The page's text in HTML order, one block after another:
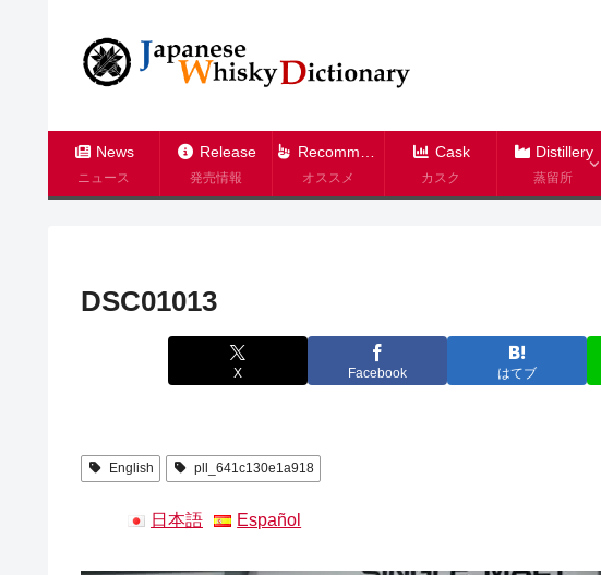
News
ニュース
Release
発売情報
Recommend
オススメ
Cask
カスク
Distillery
蒸留所
DSC01013
X Facebook はてブ
English pll_641c130e1a918
日本語 Español